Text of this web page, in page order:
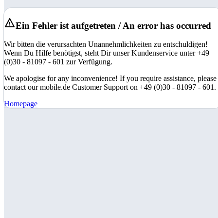
Ein Fehler ist aufgetreten / An error has occurred
Wir bitten die verursachten Unannehmlichkeiten zu entschuldigen!
Wenn Du Hilfe benötigst, steht Dir unser Kundenservice unter +49
(0)30 - 81097 - 601 zur Verfügung.
We apologise for any inconvenience! If you require assistance, please
contact our mobile.de Customer Support on +49 (0)30 - 81097 - 601.
Homepage